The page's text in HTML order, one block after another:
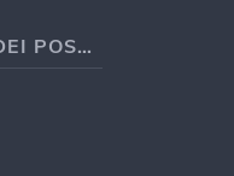
ARGOMENTI POPOLARI DEI POST DEI BLOG